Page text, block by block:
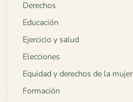
Derechos
Educación
Ejercicio y salud
Elecciones
Equidad y derechos de la mujer
Formación